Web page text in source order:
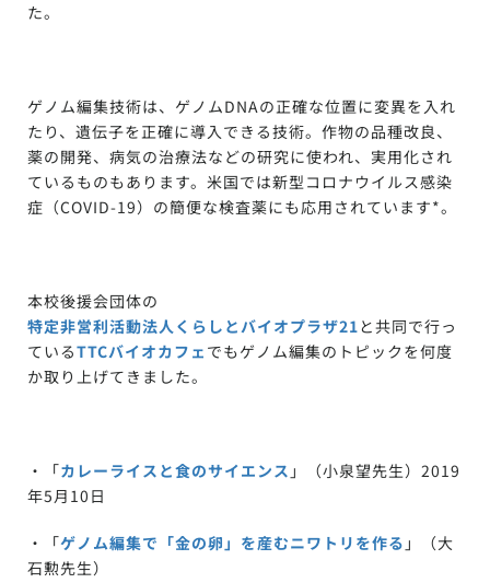
た。
ゲノム編集技術は、ゲノムDNAの正確な位置に変異を入れ
たり、遺伝子を正確に導入できる技術。作物の品種改良、
薬の開発、病気の治療法などの研究に使われ、実用化され
ているものもあります。米国では新型コロナウイルス感染
症（COVID-19）の簡便な検査薬にも応用されています*。
本校後援会団体の
特定非営利活動法人くらしとバイオプラザ21と共同で行っ
ているTTCバイオカフェ でもゲノム編集のトピックを何度
か取り上げてきました。
・「カレーライスと食のサイエンス 」（小泉望先生）2019
年5月10日
・「ゲノム編集で「金の卵」を産むニワトリを作る 」（大
石勲先生）